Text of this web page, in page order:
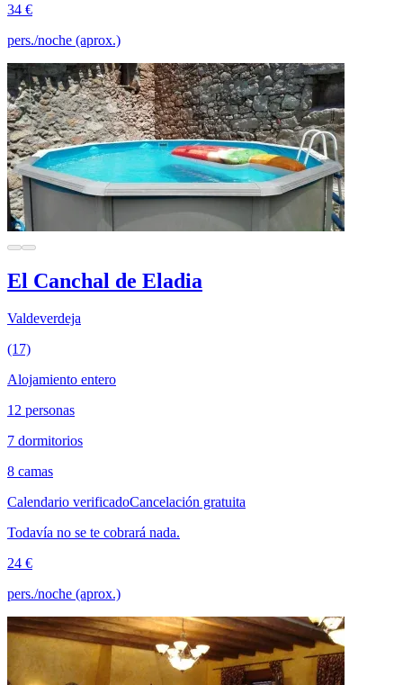
34 €
pers./noche (aprox.)
El Canchal de Eladia
Valdeverdeja
(17)
Alojamiento entero
12 personas
7 dormitorios
8 camas
Calendario verificadoCancelación gratuita
Todavía no se te cobrará nada.
24 €
pers./noche (aprox.)